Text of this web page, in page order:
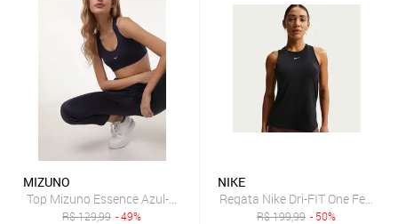
MIZUNO
Top Mizuno Essence Azul-Marinho
R$129,99 - 49%
NIKE
Regata Nike Dri-FIT One
R$199,99 - 50%